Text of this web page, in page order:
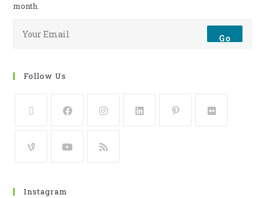
month.
Go
Follow Us
Instagram